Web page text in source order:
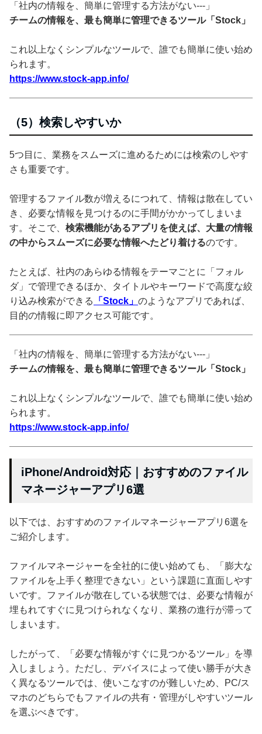
「社内の情報を、簡単に管理する方法がない---」
チームの情報を、最も簡単に管理できるツール「Stock」
これ以上なくシンプルなツールで、誰でも簡単に使い始め
られます。
https://www.stock-app.info/
（5）検索しやすいか
5つ目に、業務をスムーズに進めるためには検索のしやす
さも重要です。
管理するファイル数が増えるにつれて、情報は散在してい
き、必要な情報を見つけるのに手間がかかってしまいま
す。そこで、 検索機能があるアプリを使えば、大量の情報
の中からスムーズに必要な情報へたどり着けるのです。
たとえば、社内のあらゆる情報をテーマごとに「フォル
ダ」で管理できるほか、タイトルやキーワードで高度な絞
り込み検索ができる
「Stock」 のようなアプリであれば、
目的の情報に即アクセス可能です。
「社内の情報を、簡単に管理する方法がない---」
チームの情報を、最も簡単に管理できるツール「Stock」
これ以上なくシンプルなツールで、誰でも簡単に使い始め
られます。
https://www.stock-app.info/
iPhone/Android対応｜おすすめのファイル
マネージャーアプリ6選
以下では、おすすめのファイルマネージャーアプリ6選を
ご紹介します。
ファイルマネージャーを全社的に使い始めても、「膨大な
ファイルを上手く整理できない」という課題に直面しやす
いです。ファイルが散在している状態では、必要な情報が
埋もれてすぐに見つけられなくなり、業務の進行が滞って
しまいます。
したがって、「必要な情報がすぐに見つかるツール」を導
入しましょう。ただし、デバイスによって使い勝手が大き
く異なるツールでは、使いこなすのが難しいため、PC/ス
マホのどちらでもファイルの共有・管理がしやすいツール
を選ぶべきです。